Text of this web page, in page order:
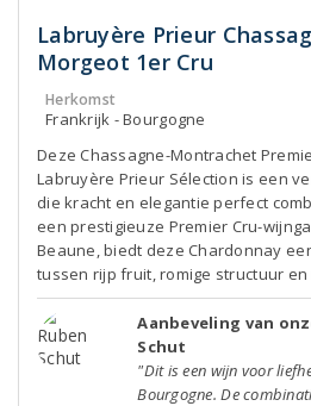
Labruyère Prieur
Morgeot 1er Cru
Herkomst
Frankrijk - Bourgogne
Deze Chassagne-Montrachet
Labruyère Prieur Sélection is een
die kracht en elegantie perfect
een prestigieuze Premier Cru-
Beaune, biedt deze Chardonnay
tussen rijp fruit, romige structuur
Aanbeveling van
Schut
"Dit is een wijn voor
Bourgogne. De